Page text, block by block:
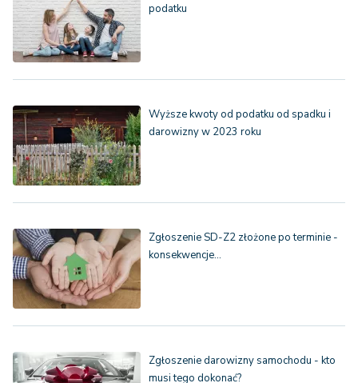
podatku
Wyższe kwoty od podatku od spadku i
darowizny w 2023 roku
Zgłoszenie SD-Z2 złożone po terminie -
konsekwencje…
Zgłoszenie darowizny samochodu - kto
musi tego dokonać?